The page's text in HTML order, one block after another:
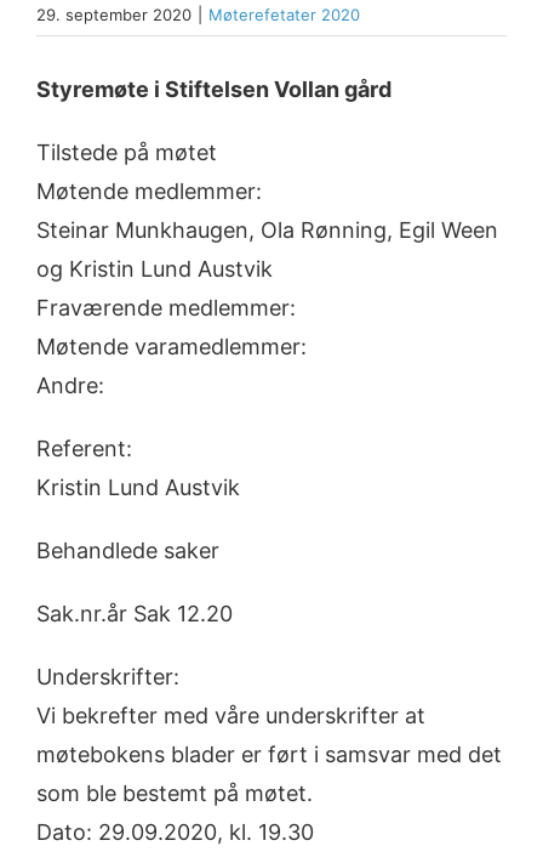
29. september 2020 Møterefetater 2020
Styremøte i Stiftelsen Vollan gård
Tilstede på møtet
Møtende medlemmer:
Steinar Munkhaugen, Ola Rønning, Egil Ween
og Kristin Lund Austvik
Fraværende medlemmer:
Møtende varamedlemmer:
Andre:
Referent:
Kristin Lund Austvik
Behandlede saker
Sak.nr.år Sak 12.20
Underskrifter:
Vi bekrefter med våre underskrifter at
møtebokens blader er ført i samsvar med det
som ble bestemt på møtet.
Dato: 29.09.2020, kl. 19.30